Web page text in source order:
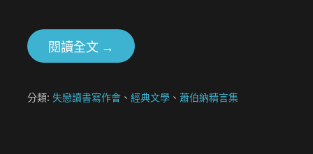
閱讀全文 →
分類: 失戀讀書寫作會 、 經典文學 、 蕭伯納精言集